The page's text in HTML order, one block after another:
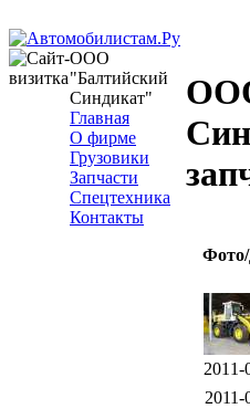
ООО
"Балтийский
Синдикат"
Главная
О фирме
Грузовики
Запчасти
Спецтехника
Контакты
2011-
2011-